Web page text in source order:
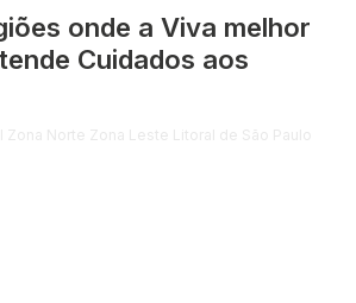
onde a Viva melhor
Cuidados aos